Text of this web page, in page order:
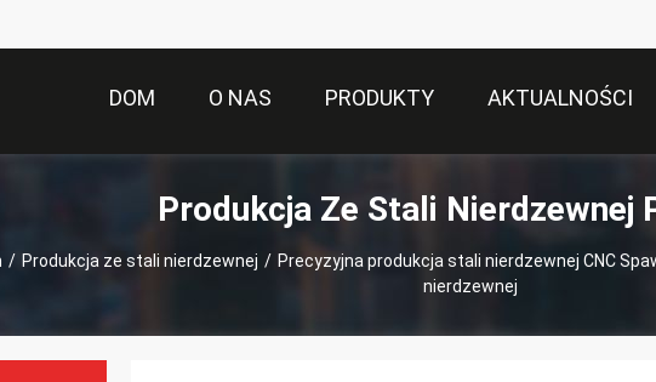
DOM O NAS PRODUKTY AKTUALNOŚCI
Produkcja Ze Stali Nierdzewnej
/ Produkcja ze stali nierdzewnej / Precyzyjna produkcja stali nierdzewnej CNC
nierdzewnej